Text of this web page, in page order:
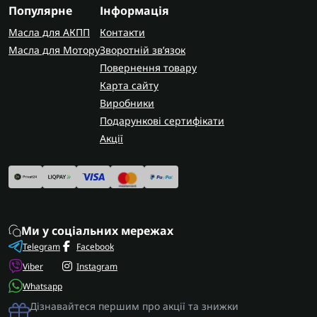
AUTOSHIFT швидко та надійно доставляє
замовлення по всій Україні. У Запоріжжі
виконуємо ремонт цих коробок передач з
гарантією на всі виконані роботи.
Популярне
Масла для АКПП
Масла для Мотору
Інформація
Контакти
Зворотній зв’язок
Повернення товару
Карта сайту
Виробники
Подарункові сертифікати
Акції
Ми у соціальних мережах
Telegram
Viber
Whatsapp
Facebook
Instagram
Дізнавайтеся першим про акції та знижки